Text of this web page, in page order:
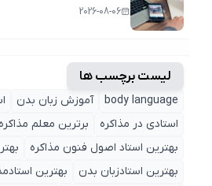
2026-08-06
لیست برچسب ها
body language آموزش زبان بدن
استادی در مذاکره
برترین معلم مذاکره ایران
بهترین استاد اصول ‌فنون مذاکره
بهترین
بهترین استادزبان بدن
بهترین استادمذاکره